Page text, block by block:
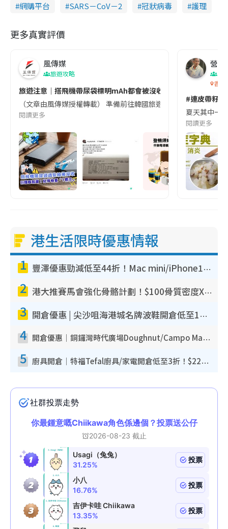
網購平台
SARS－CoV－2 冠狀病毒 護理
更多真實評價
風傳媒
旅遊攻略
旅遊注意｜搭飛機帶尿袋標明mAh都會被沒收😱出發前切記檢查
（文章由風傳媒授權轉載） 準備前往韓國旅遊的民眾，近期要
閱讀更多
營養
香港
#連皮帶籽
夏天其中一
閱讀更多
港生活限時優惠情報
1 豐澤優惠勁減低至44折！Mac mini/iPhone17Pro大減價！廚房家電$220起
2 港大推賽馬會強化骨骼計劃！$100骨質密度X光檢查 完成免費運動訓練送超市禮券！附參加資格
3 開倉優惠 | 尖沙咀海港城名牌波鞋開倉低至1折！On鞋$899起／Joy&Peace鞋履$98起
4 開倉優惠｜銅鑼灣時代廣場Doughnut/Campo Marzio開倉低至1折！背囊、書包、手袋劈價$200起
5 廚具開倉｜特福Tefal廚具/家電開倉低至3折！$220起買平底鍋/炒鑊/湯煲！電飯煲/吸塵機/燙斗$418起